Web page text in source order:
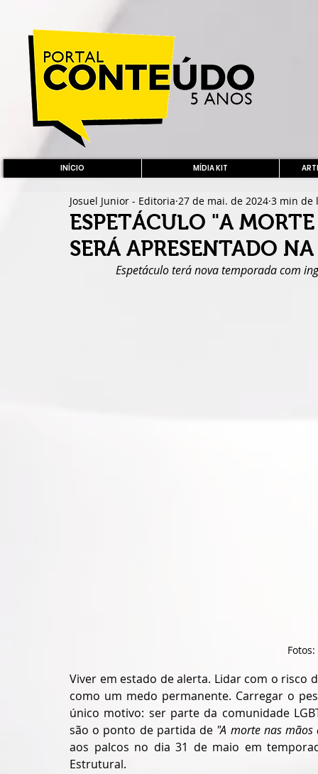
INÍCIO MÍDIA KIT
ESPETÁCULO "A
SERÁ APRESENTADO
Josuel Junior - Editoria 27 de mai. de 2024 3 min de
Espetáculo terá nova temporada com
Viver em estado de alerta. Lidar com o risco
como um medo permanente. Carregar o
único motivo: ser parte da comunidade
são o ponto de partida de "A morte nas
aos palcos no dia 31 de maio em
Estrutural.